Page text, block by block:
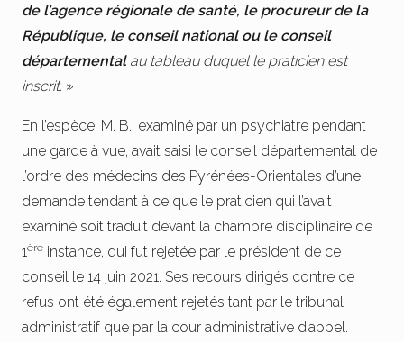
de l’agence régionale de santé, le procureur de la
République, le conseil national ou le conseil
départementalau tableau duquel le praticien est
inscrit. »
En l’espèce, M. B., examiné par un psychiatre pendant
une garde à vue, avait saisi le conseil départemental de
l’ordre des médecins des Pyrénées-Orientales d’une
demande tendant à ce que le praticien qui l’avait
examiné soit traduit devant la chambre disciplinaire de
1ère instance, qui fut rejetée par le président de ce
conseil le 14 juin 2021. Ses recours dirigés contre ce
refus ont été également rejetés tant par le tribunal
administratif que par la cour administrative d’appel.